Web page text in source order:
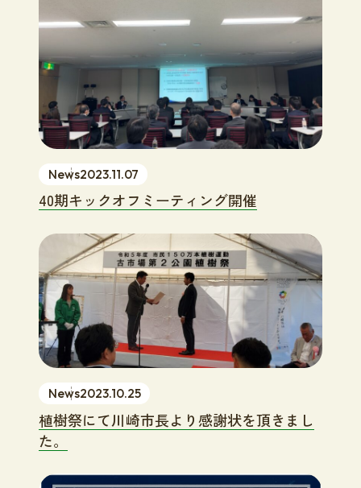
News2023.11.07
40期キックオフミーティング開催
News2023.10.25
植樹祭にて川崎市長より感謝状を頂きまし
た。